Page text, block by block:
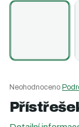
Průměrné
produktu
Neohodnoceno